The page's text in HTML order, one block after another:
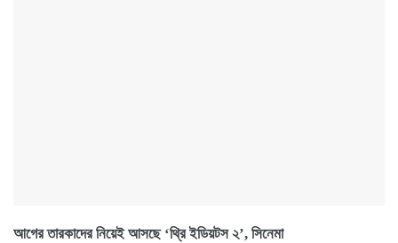
আগের তারকাদের নিয়েই আসছে ‘থ্রি ইডিয়টস ২’, সিনেমা